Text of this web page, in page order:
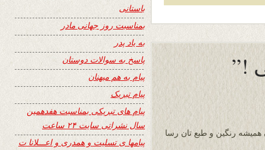
!”
همیشه رنگین و طبع تان رسا
باستانی
بمناسبت روز جهانی مادر
به یاد پدر
پاسخ به سوالات دوستان
پیام به هم میهنان
پیام تبریک
پیام های تبریکی بمناسبت هفدهمین
سال نشراتی سایت ۲۴ ساعت
پیامها ی تسلیت و همدری و اعـــلانا ت